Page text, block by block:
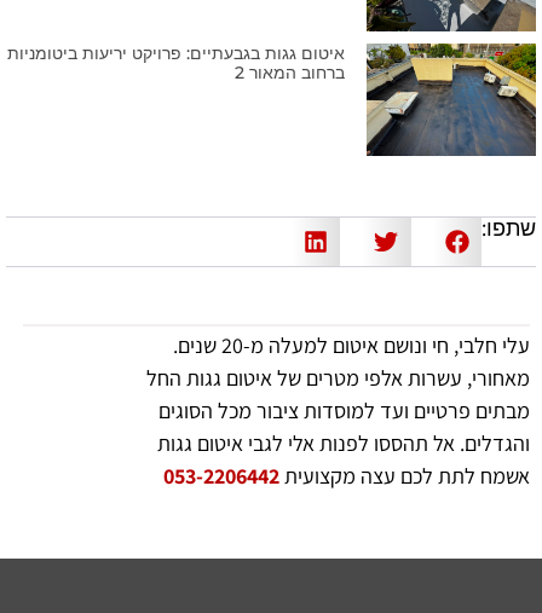
איטום גגות בגבעתיים: פרויקט יריעות ביטומניות
ברחוב המאור 2
שתפו:
עלי חלבי, חי ונושם איטום למעלה מ-20 שנים.
מאחורי, עשרות אלפי מטרים של איטום גגות החל
מבתים פרטיים ועד למוסדות ציבור מכל הסוגים
והגדלים. אל תהססו לפנות אלי לגבי איטום גגות
אשמח לתת לכם עצה מקצועית053-2206442